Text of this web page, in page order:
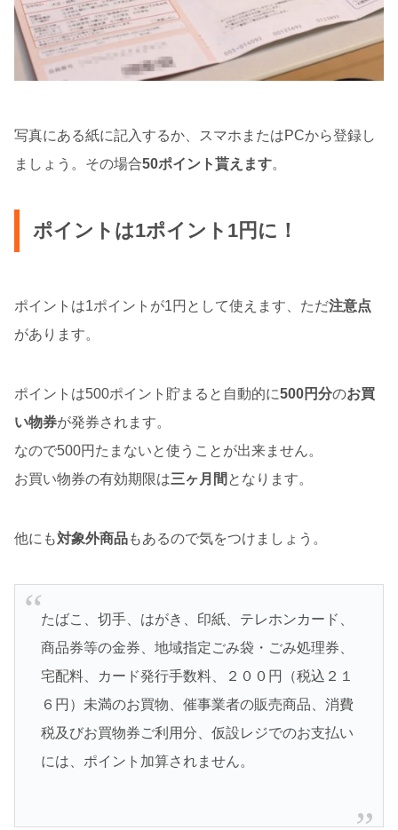
写真にある紙に記入するか、スマホまたはPCから登録し
ましょう。その場合50ポイント貰えます。
ポイントは1ポイント1円に！
ポイントは1ポイントが1円として使えます、ただ注意点
があります。
ポイントは500ポイント貯まると自動的に500円分のお買
い物券が発券されます。
なので500円たまないと使うことが出来ません。
お買い物券の有効期限は三ヶ月間 となります。
他にも対象外商品もあるので気をつけましょう。
たばこ、切手、はがき、印紙、テレホンカード、
商品券等の金券、地域指定ごみ袋・ごみ処理券、
宅配料、カード発行手数料、２００円（税込２１
６円）未満のお買物、催事業者の販売商品、消費
税及びお買物券ご利用分、仮設レジでのお支払い
には、ポイント加算されません。